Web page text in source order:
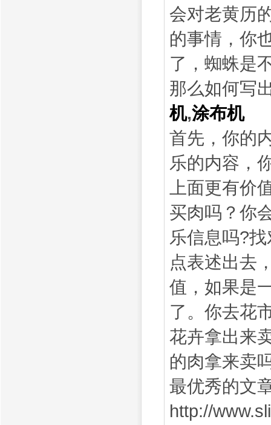
会对老黄历
的事情，你
了，蜘蛛是
那么如何写
机,涂布机
首先，你的
乐的内容，
上面更有价
买肉吗？你
乐信息吗?
点表述出去
值，如果是
了。你去花
花卉拿出来
的肉拿来卖
最优秀的文
http://